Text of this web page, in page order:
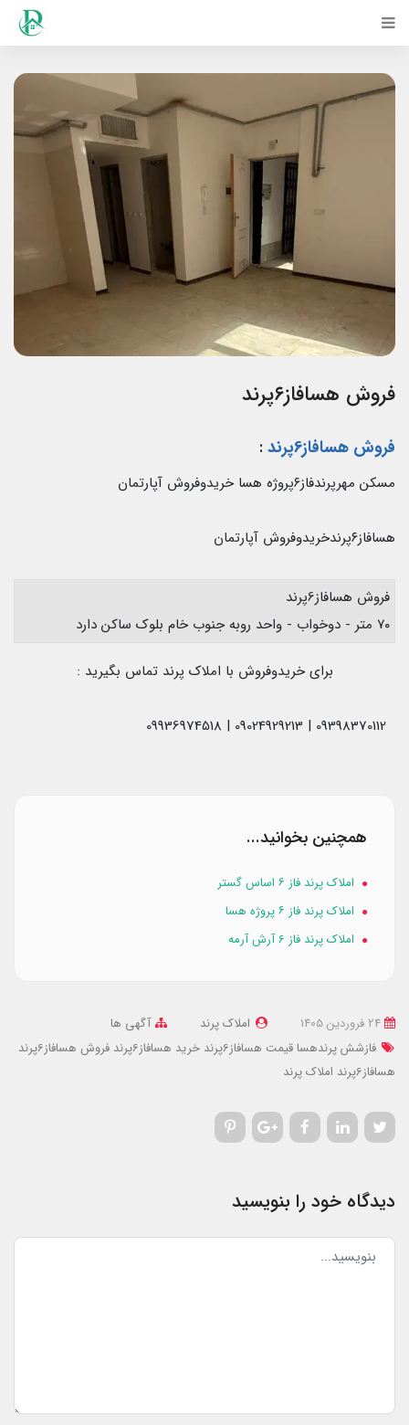
فروش هسافاز۶پرند
فروش هسافاز6پرند :
مسکن مهرپرندفاز۶پروژه هسا خریدوفروش آپارتمان
هسافاز۶پرندخریدوفروش آپارتمان
فروش هسافاز6پرند
۷۰ متر - دوخواب - واحد روبه جنوب خام بلوک ساکن دارد
برای خریدوفروش با املاک پرند تماس بگیرید :
همچنین بخوانید...
املاک پرند فاز ۶ اساس گستر
املاک پرند فاز ۶ پروژه هسا
املاک پرند فاز 6 آرش آرمه
املاک پرند
آگهی ها
فازشش پرندهسا قیمت هسافاز6پرند خرید هسافاز6پرند
فروش هسافاز6پرند
هسافاز6پرند
املاک پرند
دیدگاه خود را بنویسید